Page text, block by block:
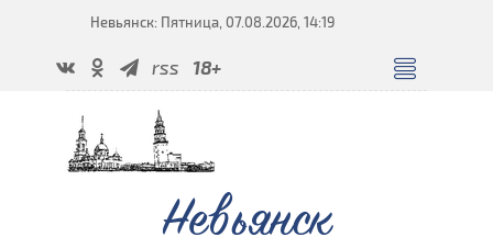
Невьянск: Пятница, 07.08.2026, 14:19
rss 18+
Невьянск